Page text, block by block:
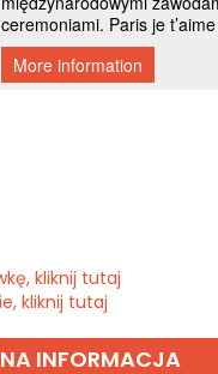
kliknij tutaj
kliknij tutaj
INFORMACJA